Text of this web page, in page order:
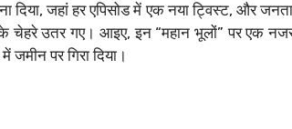
दिया, जहां हर एपिसोड में एक नया ट्विस्ट, और
उतर गए। आइए, इन “महान भूलों” पर एक
पर गिरा दिया।